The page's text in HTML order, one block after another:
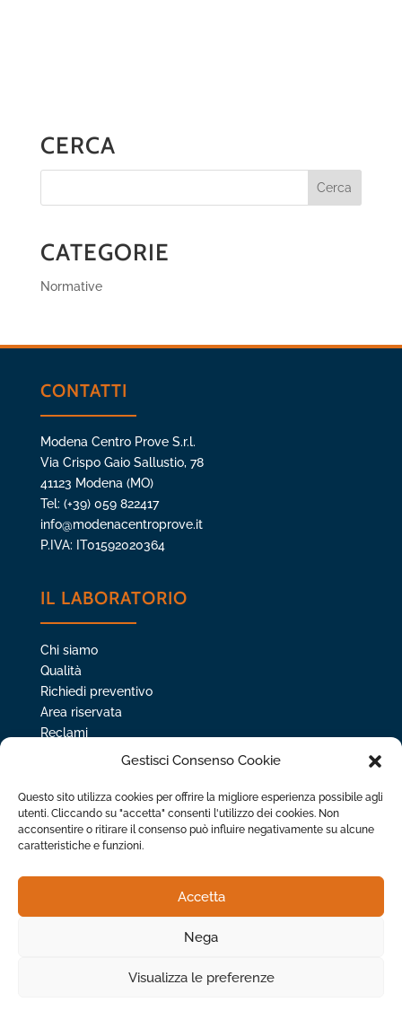
Gestisci Consenso Cookie
Questo sito utilizza cookies per offrire la migliore esperienza possibile agli
utenti. Cliccando su "accetta" consenti l'utilizzo dei cookies. Non
acconsentire o ritirare il consenso può influire negativamente su alcune
caratteristiche e funzioni.
Accetta
Nega
Visualizza le preferenze
CERCA
Cerca
CATEGORIE
Normative
CONTATTI
Modena Centro Prove S.r.l.
Via Crispo Gaio Sallustio, 78
41123 Modena (MO)
Tel: (+39) 059 822417
info@modenacentroprove.it
P.IVA: IT01592020364
IL LABORATORIO
Chi siamo
Qualità
Richiedi preventivo
Area riservata
Reclami
Privacy policy
IL TUO SETTORE
Automotive
Ecologia